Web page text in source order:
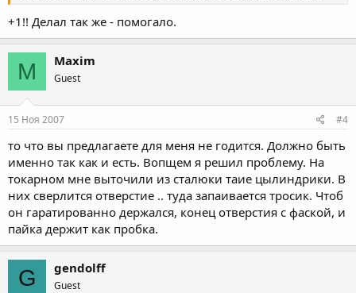
+1!! Делал так же - помогало.
M Maxim
Guest
15 Ноя 2007 #4
то что вы предлагаете для меня не годится. Должно быть
именно так как и есть. Вопщем я решил проблему. На
токарном мне выточили из сталюки таие цылиндрики. В
них сверлится отверстие .. туда запаивается тросик. Чтоб
он гаратированно держался, конец отверстия с фаской, и
пайка держит как пробка.
G gendolff
Guest